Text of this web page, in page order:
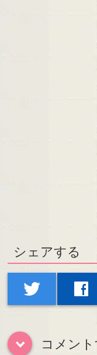
シェアする
twitter facebook
down コメント